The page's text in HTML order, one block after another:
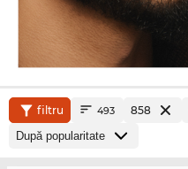
filtru 493 858